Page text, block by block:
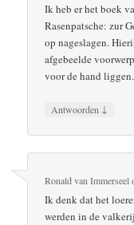
Ik heb er het boek
Rasenpatsche: zur
op nageslagen.
afgebeelde
voor de hand liggen.
Antwoorden ↓
Ronald van Immerseel
Ik denk dat het
werden in de